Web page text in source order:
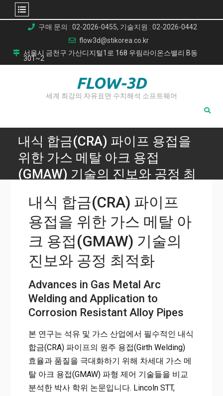
content
구매 문의 : 02-2026-0455, 기술지원 : 02-2026-0442
flow3d@stikorea.co.kr
서울시 금천구 가산디지털1로 168 우림라이온스밸리 B동
301~2
FLOW-3D
세계 최강의 자유표면 수치해석 소프트웨어
내식 합금(CRA) 파이프 용접을
위한 가스 메탈 아크 용접
(GMAW) 기술의 진보와 공정 최
Home
내식 합금(CRA) 파이프 용접을 위한 가스 메탈 아크 용접
(GMAW) 기술의 진보와 공정 최적화
내식 합금(CRA) 파이프
용접을 위한 가스 메탈 아
크 용접(GMAW) 기술의
진보와 공정 최적화
Advances in Gas Metal Arc
Welding and Application to
Corrosion Resistant Alloy Pipes
본 연구는 석유 및 가스 산업에서 필수적인 내식
합금(CRA) 파이프의 원주 용접(Girth Welding)
효율과 품질을 극대화하기 위해 차세대 가스 메
탈 아크 용접(GMAW) 파형 제어 기술들을 비교
분석한 박사 학위 논문입니다. Lincoln STT,